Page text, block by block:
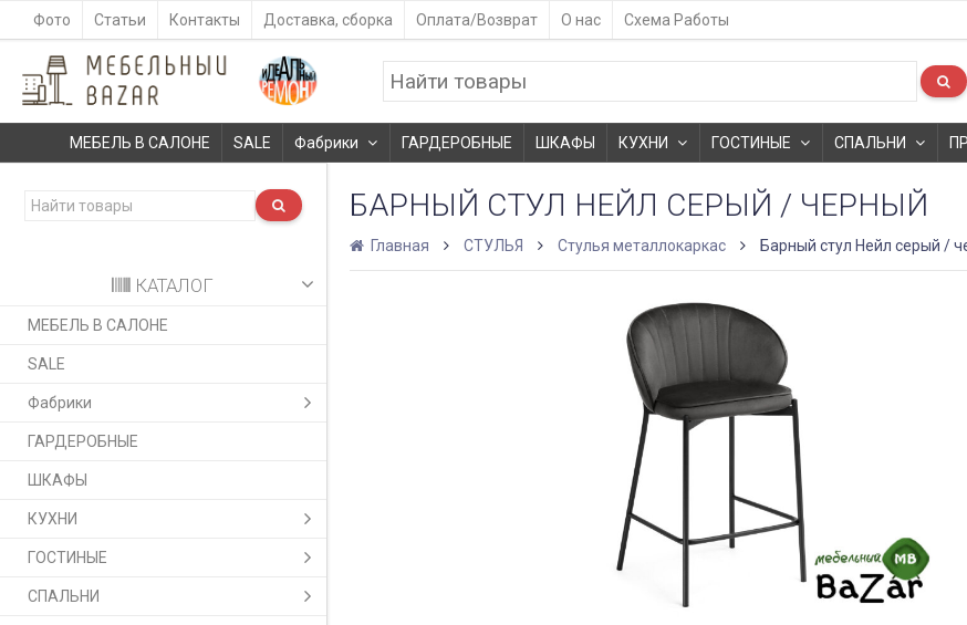
Фото Статьи Контакты Доставка, сборка Оплата/Возврат О нас Схема Работы
МЕБЕЛЬ В САЛОНЕ SALE Фабрики ГАРДЕРОБНЫЕ ШКАФЫ КУХНИ ГОСТИНЫЕ СПАЛЬНИ
КАТАЛОГ
МЕБЕЛЬ В САЛОНЕ
SALE
Фабрики
ГАРДЕРОБНЫЕ
ШКАФЫ
КУХНИ
ГОСТИНЫЕ
СПАЛЬНИ
БАРНЫЙ СТУЛ НЕЙЛ СЕРЫЙ / ЧЕРНЫЙ
Главная СТУЛЬЯ Стулья металлокаркас Барный стул Нейл серый /